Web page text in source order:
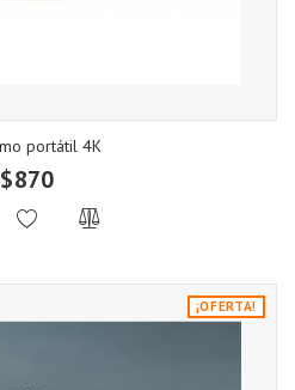
portátil 4K
$870
¡OFERTA!